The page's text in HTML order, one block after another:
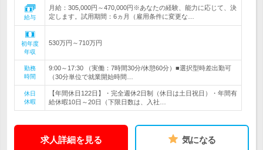
給与
月給：305,000円～470,000円※あなたの経験、能力に応じて、決
定します。試用期間：6ヵ月（雇用条件に変更な…
初年度
年収
530万円～710万円
勤務
時間
9:00～17:30 （実働：7時間30分/休憩60分）■選択型時差出勤可
（30分単位で就業開始時間…
休日
休暇
【年間休日122日】・完全週休2日制（休日は土日祝日）・年間有
給休暇10日～20日（下限日数は、入社…
求人詳細を見る 気になる